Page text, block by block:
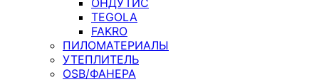
TEGOLA
FAKRO
ПИЛОМАТЕРИАЛЫ
УТЕПЛИТЕЛЬ
OSB/ФАНЕРА